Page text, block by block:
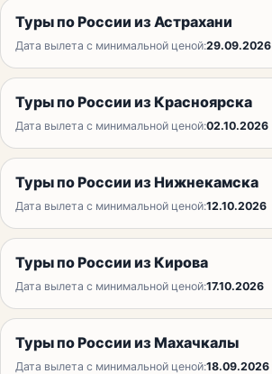
Туры по России из Астрахани
Дата вылета с минимальной ценой:29.09.2026
Туры по России из Красноярска
Дата вылета с минимальной ценой:02.10.2026
Туры по России из Нижнекамска
Дата вылета с минимальной ценой:12.10.2026
Туры по России из Кирова
Дата вылета с минимальной ценой:17.10.2026
Туры по России из Махачкалы
Дата вылета с минимальной ценой:18.09.2026